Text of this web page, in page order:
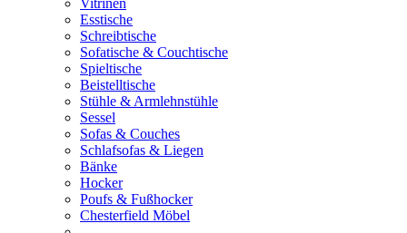
Vitrinen
Esstische
Schreibtische
Sofatische & Couchtische
Spieltische
Beistelltische
Stühle & Armlehnstühle
Sessel
Sofas & Couches
Schlafsofas & Liegen
Bänke
Hocker
Poufs & Fußhocker
Chesterfield Möbel